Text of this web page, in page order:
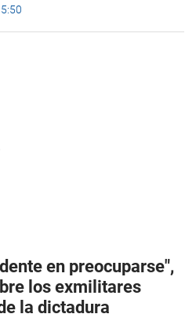
en preocuparse",
los exmilitares
la dictadura